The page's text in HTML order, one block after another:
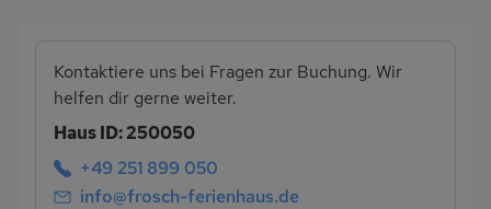
Kontaktiere uns bei Fragen zur Buchung. Wir
helfen dir gerne weiter.
Haus ID: 250050
+49 251 899 050
info@frosch-ferienhaus.de